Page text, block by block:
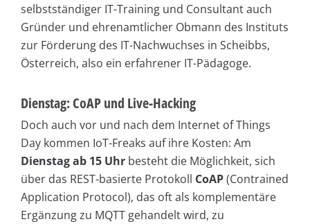
selbstständiger IT-Training und Consultant auch
Gründer und ehrenamtlicher Obmann des Instituts
zur Förderung des IT-Nachwuchses in Scheibbs,
Österreich, also ein erfahrener IT-Pädagoge.
Dienstag: CoAP und Live-Hacking
Doch auch vor und nach dem Internet of Things
Day kommen IoT-Freaks auf ihre Kosten: Am
Dienstag ab 15 Uhr besteht die Möglichkeit, sich
über das REST-basierte Protokoll CoAP(Contrained
Application Protocol), das oft als komplementäre
Ergänzung zu MQTT gehandelt wird, zu